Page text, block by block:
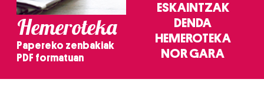
Hemeroteka
Papereko zenbakiak
PDF formatuan
ESKAINTZAK
DENDA
HEMEROTEKA
NOR GARA